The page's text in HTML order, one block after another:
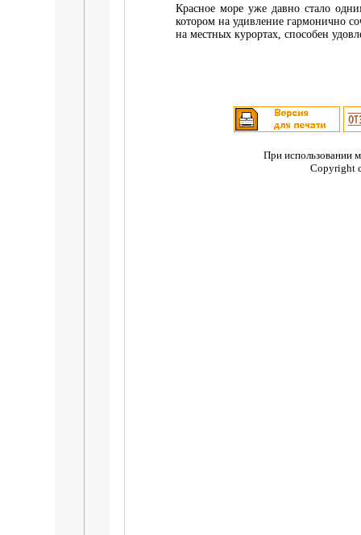
Красное море уже давно стало
котором на удивление гармонично
на местных курортах, способен
При использовании
Copyright